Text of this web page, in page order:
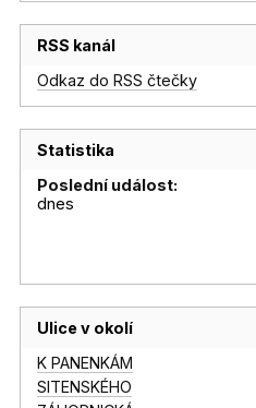
RSS kanál
Odkaz do RSS čtečky
Statistika
Poslední událost:
dnes
Ulice v okolí
K PANENKÁM
SITENSKÉHO